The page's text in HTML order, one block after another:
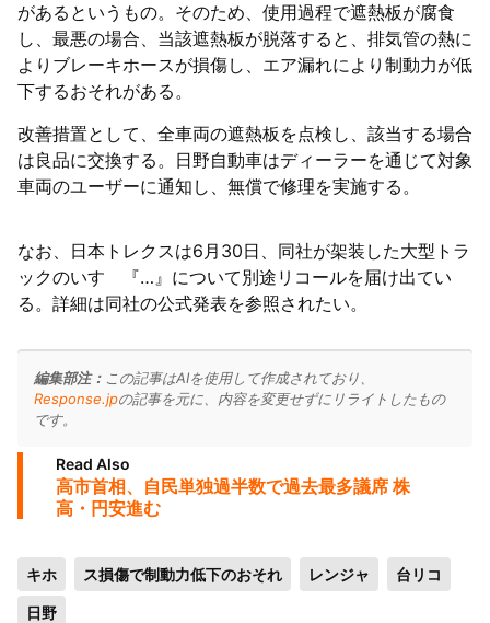
があるというもの。そのため、使用過程で遮熱板が腐食
し、最悪の場合、当該遮熱板が脱落すると、排気管の熱に
よりブレーキホースが損傷し、エア漏れにより制動力が低
下するおそれがある。
改善措置として、全車両の遮熱板を点検し、該当する場合
は良品に交換する。日野自動車はディーラーを通じて対象
車両のユーザーに通知し、無償で修理を実施する。
なお、日本トレクスは6月30日、同社が架装した大型トラ
ックのいすゞ『…』について別途リコールを届け出てい
る。詳細は同社の公式発表を参照されたい。
編集部注： この記事はAIを使用して作成されており、
Response.jpの記事を元に、内容を変更せずにリライトしたもの
です。
Read Also
高市首相、自民単独過半数で過去最多議席 株
高・円安進む
キホ ス損傷で制動力低下のおそれ レンジャ 台リコ
日野